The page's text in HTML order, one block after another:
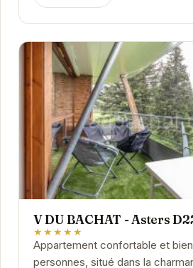
V DU BACHAT - Asters
★★★★★
Appartement confortable et
personnes, situé dans la